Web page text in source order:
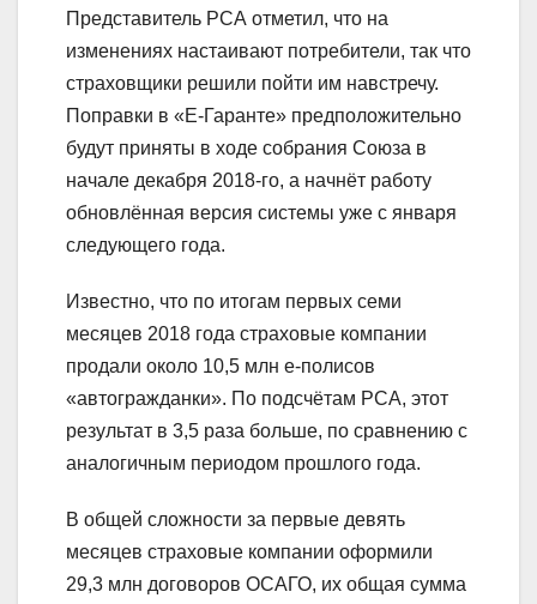
Представитель РСА отметил, что на
изменениях настаивают потребители, так что
страховщики решили пойти им навстречу.
Поправки в «Е-Гаранте» предположительно
будут приняты в ходе собрания Союза в
начале декабря 2018-го, а начнёт работу
обновлённая версия системы уже с января
следующего года.
Известно, что по итогам первых семи
месяцев 2018 года страховые компании
продали около 10,5 млн е-полисов
«автогражданки». По подсчётам РСА, этот
результат в 3,5 раза больше, по сравнению с
аналогичным периодом прошлого года.
В общей сложности за первые девять
месяцев страховые компании оформили
29,3 млн договоров ОСАГО, их общая сумма